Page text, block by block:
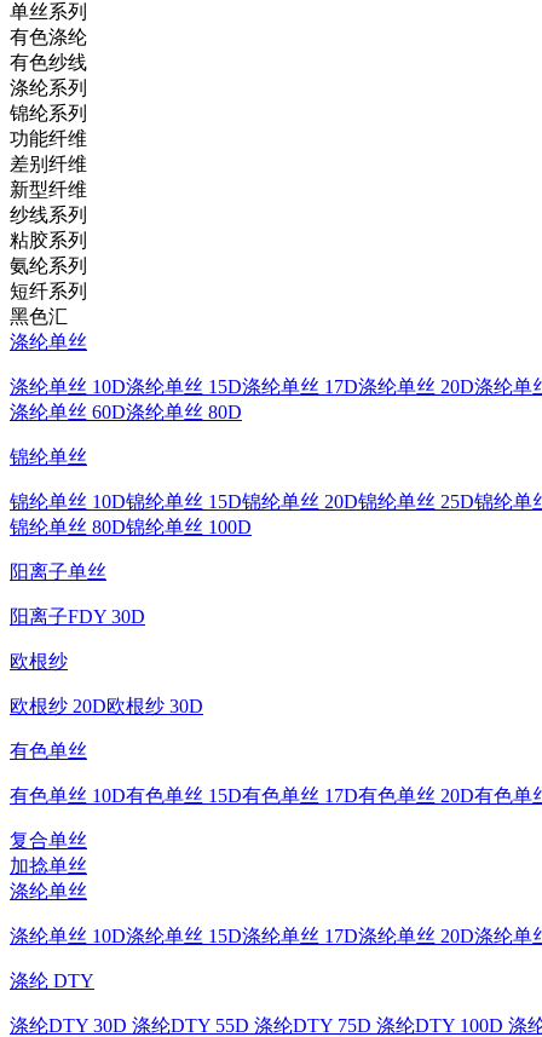
单丝系列
有色涤纶
有色纱线
涤纶系列
锦纶系列
功能纤维
差别纤维
新型纤维
纱线系列
粘胶系列
氨纶系列
短纤系列
黑色汇
涤纶单丝
涤纶单丝 10D涤纶单丝 15D涤纶单丝 17D涤纶单丝 20D涤纶单
涤纶单丝 60D涤纶单丝 80D
锦纶单丝
锦纶单丝 10D锦纶单丝 15D锦纶单丝 20D锦纶单丝 25D锦纶单
锦纶单丝 80D锦纶单丝 100D
阳离子单丝
阳离子FDY 30D
欧根纱
欧根纱 20D欧根纱 30D
有色单丝
有色单丝 10D有色单丝 15D有色单丝 17D有色单丝 20D有色单
复合单丝
加捻单丝
涤纶单丝
涤纶单丝 10D涤纶单丝 15D涤纶单丝 17D涤纶单丝 20D涤纶单
涤纶 DTY
涤纶DTY 30D 涤纶DTY 55D 涤纶DTY 75D 涤纶DTY 100D 涤